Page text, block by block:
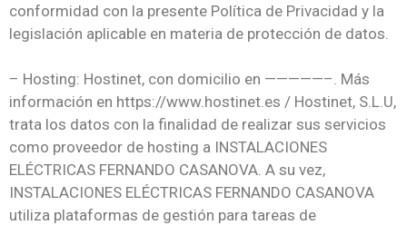
conformidad con la presente Política de Privacidad y la
legislación aplicable en materia de protección de datos.
– Hosting: Hostinet, con domicilio en —————–. Más
información en https://www.hostinet.es / Hostinet, S.L.U,
trata los datos con la finalidad de realizar sus servicios
como proveedor de hosting a INSTALACIONES
ELÉCTRICAS FERNANDO CASANOVA. A su vez,
INSTALACIONES ELÉCTRICAS FERNANDO CASANOVA
utiliza plataformas de gestión para tareas de